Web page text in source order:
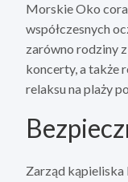
Morskie Oko
współczesnych
zarówno rodziny
koncerty, a także
relaksu na plaży
Zarząd kąpieliska